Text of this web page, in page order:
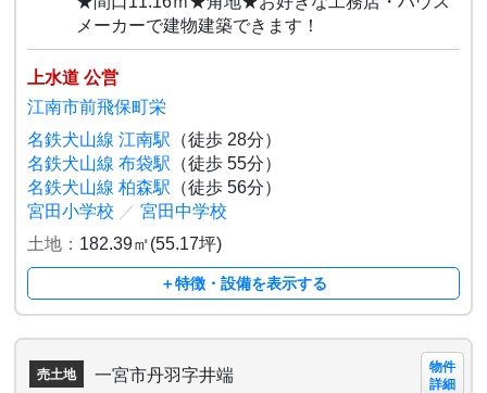
メーカーで建物建築できます！
上水道 公営
江南市前飛保町栄
名鉄犬山線 江南駅 （徒歩 28分）
名鉄犬山線 布袋駅 （徒歩 55分）
名鉄犬山線 柏森駅 （徒歩 56分）
宮田小学校 ／ 宮田中学校
土地： 182.39㎡(55.17坪)
＋特徴・設備を表示する
売土地 一宮市丹羽字井端
物件
詳細